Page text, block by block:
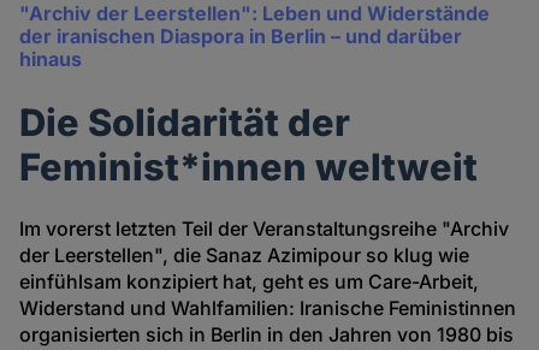
"Archiv der Leerstellen": Leben und Widerstände
der iranischen Diaspora in Berlin – und darüber
hinaus
Die Solidarität der
Feminist*innen weltweit
Im vorerst letzten Teil der Veranstaltungsreihe "Archiv
der Leerstellen", die Sanaz Azimipour so klug wie
einfühlsam konzipiert hat, geht es um Care-Arbeit,
Widerstand und Wahlfamilien: Iranische Feministinnen
organisierten sich in Berlin in den Jahren von 1980 bis